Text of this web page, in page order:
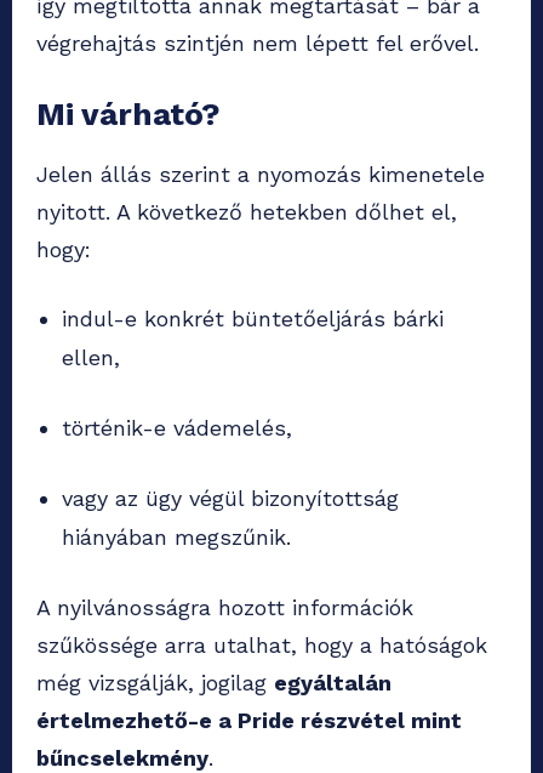
így megtiltotta annak megtartását – bár a
végrehajtás szintjén nem lépett fel erővel.
Mi várható?
Jelen állás szerint a nyomozás kimenetele
nyitott. A következő hetekben dőlhet el,
hogy:
indul-e konkrét büntetőeljárás bárki
ellen,
történik-e vádemelés,
vagy az ügy végül bizonyítottság
hiányában megszűnik.
A nyilvánosságra hozott információk
szűkössége arra utalhat, hogy a hatóságok
még vizsgálják, jogilag egyáltalán
értelmezhető-e a Pride részvétel mint
bűncselekmény.